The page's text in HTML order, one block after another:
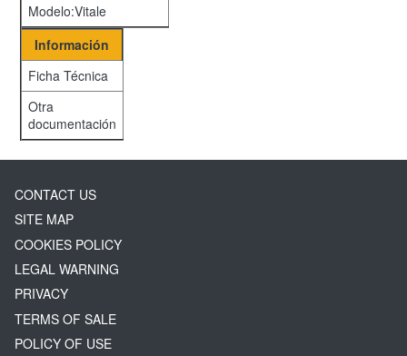
Modelo:Vitale
Información
Ficha Técnica
Otra
documentación
CONTACT US
SITE MAP
COOKIES POLICY
LEGAL WARNING
PRIVACY
TERMS OF SALE
POLICY OF USE